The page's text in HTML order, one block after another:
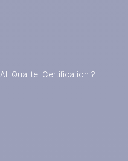
Qualitel Certification ?